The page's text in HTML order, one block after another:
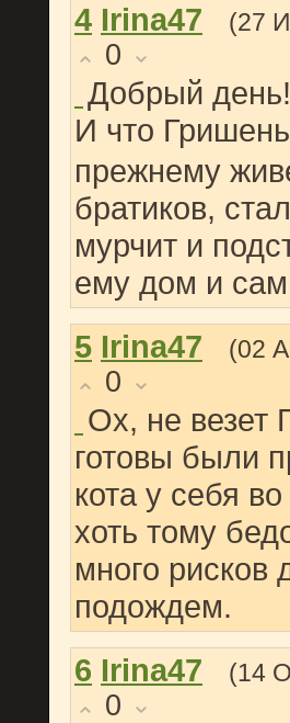
4 Irina47 (27
0
Добрый
И что
прежнему
братиков,
мурчит и
ему дом и
5 Irina47 (02
0
Ох, не везет
готовы были
кота у себя
хоть тому
много
подождем.
6 Irina47 (14
0